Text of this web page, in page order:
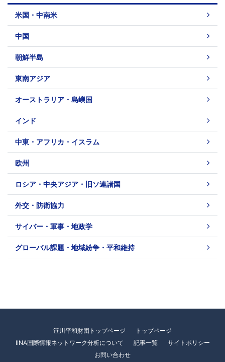
米国・中南米
中国
朝鮮半島
東南アジア
オーストラリア・島嶼国
インド
中東・アフリカ・イスラム
欧州
ロシア・中央アジア・旧ソ連諸国
外交・防衛協力
サイバー・軍事・地政学
グローバル課題・地域紛争・平和維持
笹川平和財団トップページ
トップページ
IINA国際情報ネットワーク分析について
記事一覧
サイトポリシー
お問い合わせ